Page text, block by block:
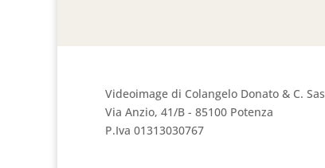
Videoimage di Colangelo Donato & C. Sas
Via Anzio, 41/B - 85100 Potenza
P.Iva 01313030767